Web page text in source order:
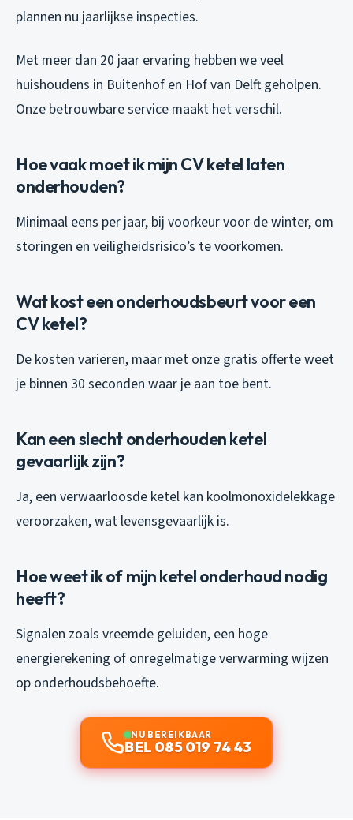
plannen nu jaarlijkse inspecties.
Met meer dan 20 jaar ervaring hebben we veel
huishoudens in Buitenhof en Hof van Delft geholpen.
Onze betrouwbare service maakt het verschil.
Hoe vaak moet ik mijn CV ketel laten
onderhouden?
Minimaal eens per jaar, bij voorkeur voor de winter, om
storingen en veiligheidsrisico’s te voorkomen.
Wat kost een onderhoudsbeurt voor een
CV ketel?
De kosten variëren, maar met onze gratis offerte weet
je binnen 30 seconden waar je aan toe bent.
Kan een slecht onderhouden ketel
gevaarlijk zijn?
Ja, een verwaarloosde ketel kan koolmonoxidelekkage
veroorzaken, wat levensgevaarlijk is.
Hoe weet ik of mijn ketel onderhoud nodig
heeft?
Signalen zoals vreemde geluiden, een hoge
energierekening of onregelmatige verwarming wijzen
op onderhoudsbehoefte.
NU BEREIKBAAR
BEL 085 019 74 43